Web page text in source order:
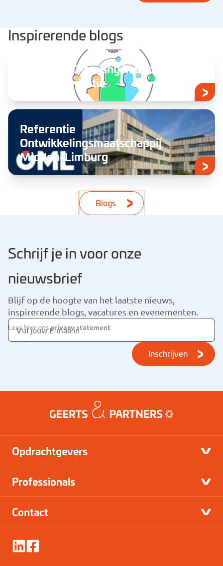
Inspirerende blogs
Zet de ODC-meting in voor
jouw organisatie
Referentie
Ontwikkelingsmaatschappij
Midden-Limburg
Blogs
Schrijf je in voor onze
nieuwsbrief
Blijf op de hoogte van het laatste nieuws,
inspirerende blogs, vacatures en evenementen.
Inschrijven
Lees hier onsprivacy statement
Opdrachtgevers
Professionals
Contact